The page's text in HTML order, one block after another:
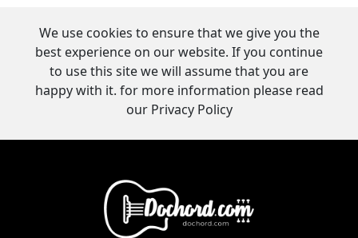
We use cookies to ensure that we give you the
best experience on our website. If you continue
to use this site we will assume that you are
happy with it. for more information please read
our Privacy Policy